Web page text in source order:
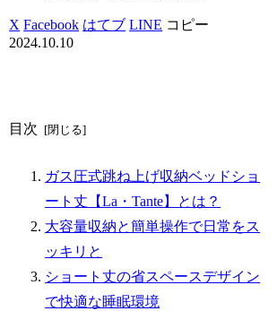
X Facebook はてブ LINE コピー
2024.10.10
目次
ガス圧式跳ね上げ収納ベッドショ
ート丈【La・Tante】とは？
大容量収納と簡単操作で日常をス
ッキリと
ショート丈の省スペースデザイン
で快適な睡眠環境